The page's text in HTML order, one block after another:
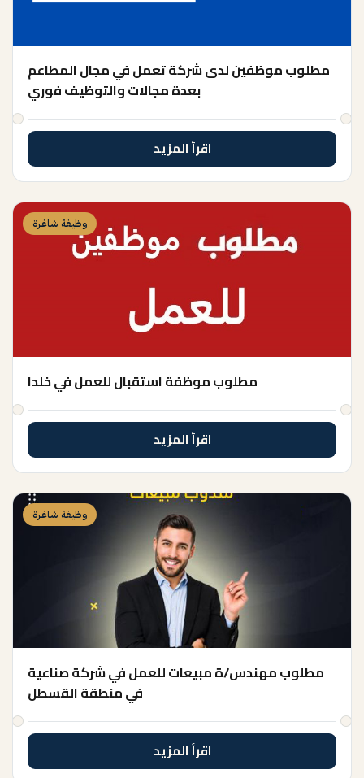
مطلوب موظفين لدى شركة تعمل في مجال المطاعم
بعدة مجالات والتوظيف فوري
اقرأ المزيد
وظيفة شاغرة
مطلوب موظفة استقبال للعمل في خلدا
اقرأ المزيد
وظيفة شاغرة
مطلوب مهندس/ة مبيعات للعمل في شركة صناعية
في منطقة القسطل
اقرأ المزيد